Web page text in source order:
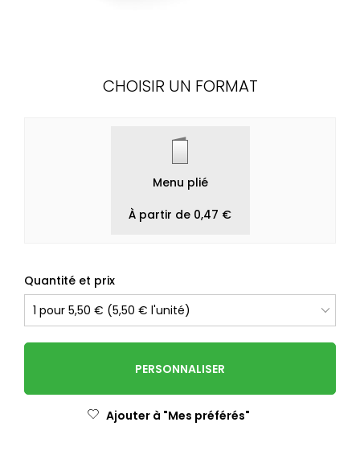
CHOISIR UN FORMAT
Menu plié
À partir de 0,47 €
Quantité et prix
PERSONNALISER
Ajouter à "Mes préférés"